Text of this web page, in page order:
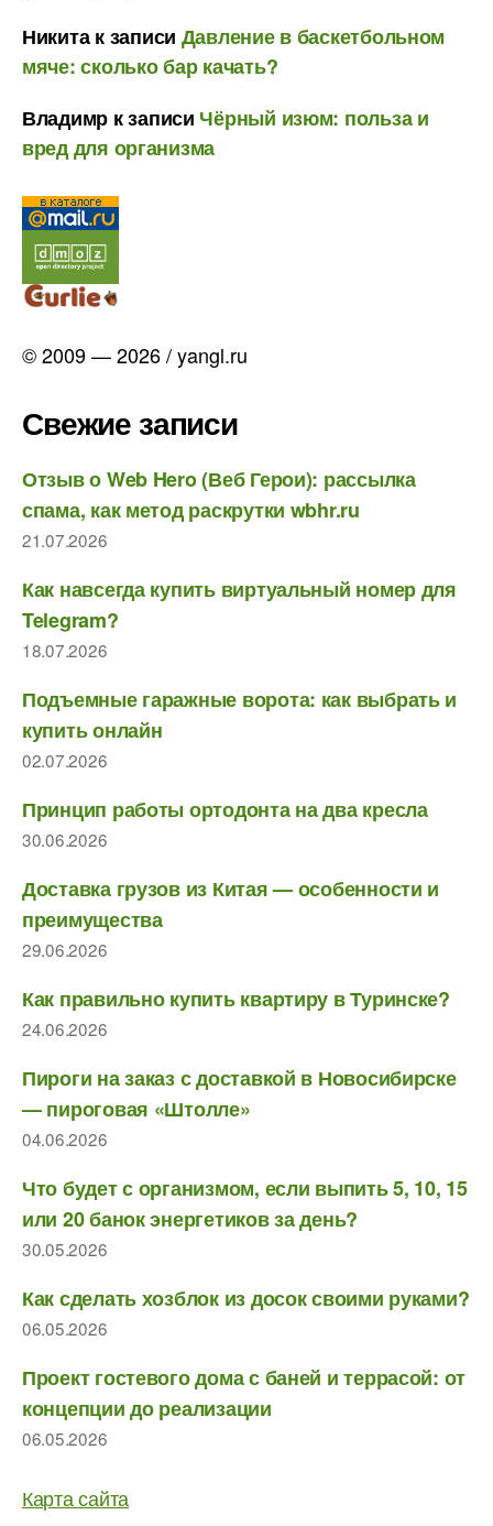
Никитак записи Давление в баскетбольном
мяче: сколько бар качать?
Владимр к записи Чёрный изюм: польза и
вред для организма
© 2009 — 2026 / yangl.ru
Свежие записи
Отзыв о Web Hero (Веб Герои): рассылка
спама, как метод раскрутки wbhr.ru
21.07.2026
Как навсегда купить виртуальный номер для
Telegram?
18.07.2026
Подъемные гаражные ворота: как выбрать и
купить онлайн
02.07.2026
Принцип работы ортодонта на два кресла
30.06.2026
Доставка грузов из Китая — особенности и
преимущества
29.06.2026
Как правильно купить квартиру в Туринске?
24.06.2026
Пироги на заказ с доставкой в Новосибирске
— пироговая «Штолле»
04.06.2026
Что будет с организмом, если выпить 5, 10, 15
или 20 банок энергетиков за день?
30.05.2026
Как сделать хозблок из досок своими руками?
06.05.2026
Проект гостевого дома с баней и террасой: от
концепции до реализации
06.05.2026
Карта сайта